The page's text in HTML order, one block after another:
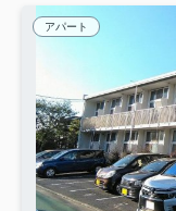
アパート